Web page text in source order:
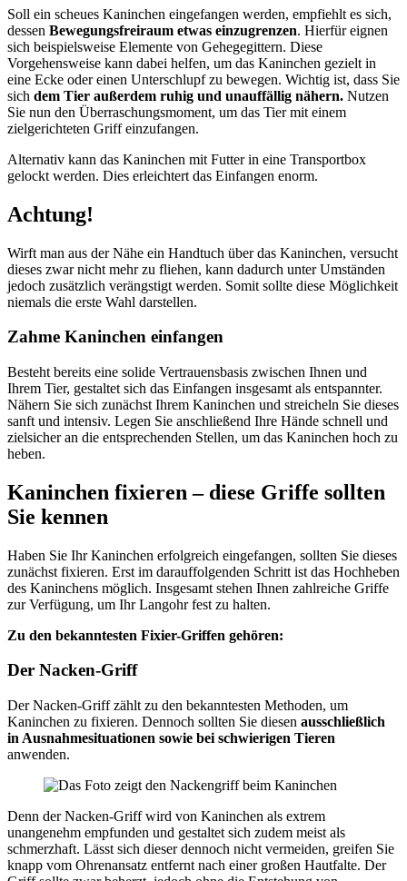
Soll ein scheues Kaninchen eingefangen werden, empfiehlt es sich,
dessen Bewegungsfreiraum etwas einzugrenzen. Hierfür eignen
sich beispielsweise Elemente von Gehegegittern. Diese
Vorgehensweise kann dabei helfen, um das Kaninchen gezielt in
eine Ecke oder einen Unterschlupf zu bewegen. Wichtig ist, dass Sie
sich dem Tier außerdem ruhig und unauffällig nähern. Nutzen
Sie nun den Überraschungsmoment, um das Tier mit einem
zielgerichteten Griff einzufangen.
Alternativ kann das Kaninchen mit Futter in eine Transportbox
gelockt werden. Dies erleichtert das Einfangen enorm.
Achtung!
Wirft man aus der Nähe ein Handtuch über das Kaninchen, versucht
dieses zwar nicht mehr zu fliehen, kann dadurch unter Umständen
jedoch zusätzlich verängstigt werden. Somit sollte diese Möglichkeit
niemals die erste Wahl darstellen.
Zahme Kaninchen einfangen
Besteht bereits eine solide Vertrauensbasis zwischen Ihnen und
Ihrem Tier, gestaltet sich das Einfangen insgesamt als entspannter.
Nähern Sie sich zunächst Ihrem Kaninchen und streicheln Sie dieses
sanft und intensiv. Legen Sie anschließend Ihre Hände schnell und
zielsicher an die entsprechenden Stellen, um das Kaninchen hoch zu
heben.
Kaninchen fixieren – diese Griffe sollten
Sie kennen
Haben Sie Ihr Kaninchen erfolgreich eingefangen, sollten Sie dieses
zunächst fixieren. Erst im darauffolgenden Schritt ist das Hochheben
des Kaninchens möglich. Insgesamt stehen Ihnen zahlreiche Griffe
zur Verfügung, um Ihr Langohr fest zu halten.
Zu den bekanntesten Fixier-Griffen gehören:
Der Nacken-Griff
Der Nacken-Griff zählt zu den bekanntesten Methoden, um
Kaninchen zu fixieren. Dennoch sollten Sie diesen ausschließlich
in Ausnahmesituationen sowie bei schwierigen Tieren
anwenden.
Denn der Nacken-Griff wird von Kaninchen als extrem
unangenehm empfunden und gestaltet sich zudem meist als
schmerzhaft. Lässt sich dieser dennoch nicht vermeiden, greifen Sie
knapp vom Ohrenansatz entfernt nach einer großen Hautfalte. Der